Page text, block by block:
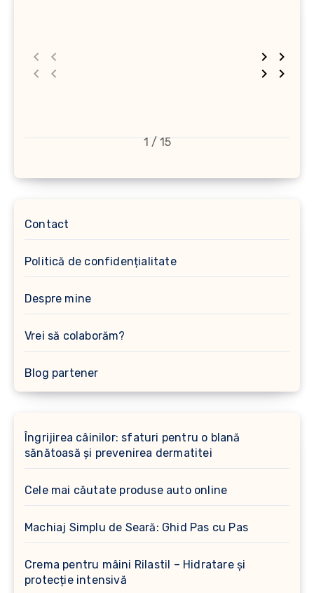
1 / 15
Contact
Politică de confidențialitate
Despre mine
Vrei să colaborăm?
Blog partener
Îngrijirea câinilor: sfaturi pentru o blană
sănătoasă și prevenirea dermatitei
Cele mai căutate produse auto online
Machiaj Simplu de Seară: Ghid Pas cu Pas
Crema pentru mâini Rilastil – Hidratare și
protecție intensivă